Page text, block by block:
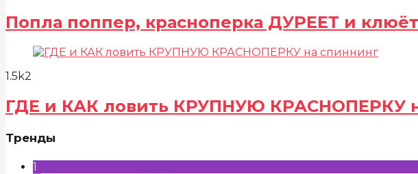
Попла поппер, красноперка ДУРЕЕТ и
1.5k2
ГДЕ и КАК ловить КРУПНУЮ КРАСНОПЕРКУ
Тренды
1